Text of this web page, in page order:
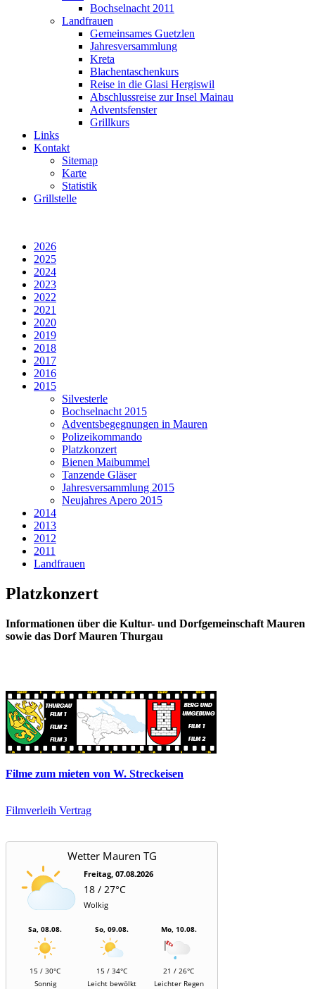
Bochselnacht 2011
Landfrauen
Gemeinsames Guetzlen
Jahresversammlung
Kreta
Blachentaschenkurs
Reise in die Glasi Hergiswil
Abschlussreise zur Insel Mainau
Adventsfenster
Grillkurs
Links
Kontakt
Sitemap
Karte
Statistik
Grillstelle
2026
2025
2024
2023
2022
2021
2020
2019
2018
2017
2016
2015
Silvesterle
Bochselnacht 2015
Adventsbegegnungen in Mauren
Polizeikommando
Platzkonzert
Bienen Maibummel
Tanzende Gläser
Jahresversammlung 2015
Neujahres Apero 2015
2014
2013
2012
2011
Landfrauen
Platzkonzert
Informationen über die Kultur- und Dorfgemeinschaft Mauren
sowie das Dorf Mauren Thurgau
Filme zum mieten von W. Streckeisen
Filmverleih Vertrag
Wetter Mauren TG
Freitag, 07.08.2026
18 / 27°C
Wolkig
Sa, 08.08.
15 / 30°C
Sonnig
So, 09.08.
15 / 34°C
Leicht bewölkt
Mo, 10.08.
21 / 26°C
Leichter Regen